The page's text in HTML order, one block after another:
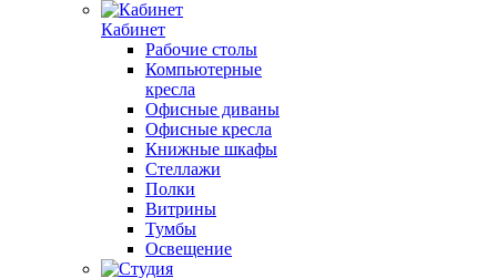
Кабинет
Рабочие столы
Компьютерные
кресла
Офисные диваны
Офисные кресла
Книжные шкафы
Стеллажи
Полки
Витрины
Тумбы
Освещение